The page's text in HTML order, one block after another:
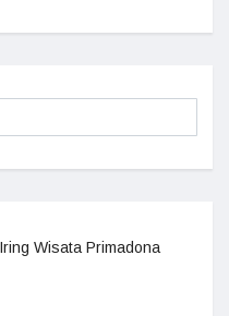
Wisata Primadona